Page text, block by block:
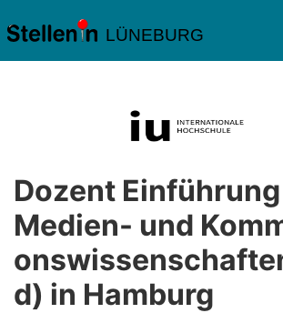
LÜNEBURG
Dozent
Medien- und
d) in Hamburg